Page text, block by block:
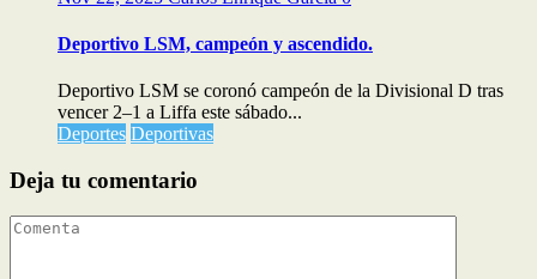
Deportivo LSM, campeón y ascendido.
Deportivo LSM se coronó campeón de la Divisional D tras
vencer 2–1 a Liffa este sábado...
Deportes Deportivas
Deja tu comentario